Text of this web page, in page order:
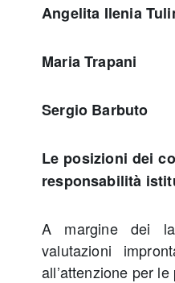
Angelita Ilenia
Maria Trapani
Sergio Barbuto
Le posizioni dei
responsabilità
A margine dei
valutazioni
all’attenzione per